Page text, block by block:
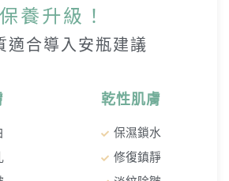
保養升級！
適合導入安瓶建議
乾性肌膚
保濕鎖水
修復鎮靜